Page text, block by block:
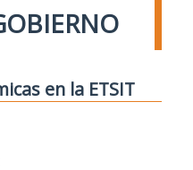
en la ETSIT